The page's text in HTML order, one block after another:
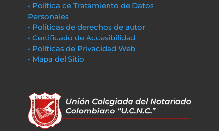
• Política de Tratamiento de Datos
Personales
• Políticas de derechos de autor
• Certificado de Accesibilidad
• Políticas de Privacidad Web
• Mapa del Sitio